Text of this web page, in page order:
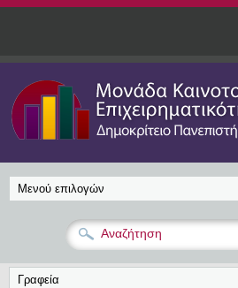
Παράκαμψη προς το κυρίως περιεχόμενο